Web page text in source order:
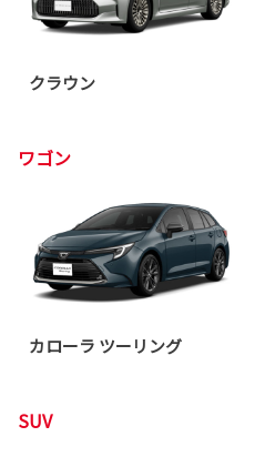
クラウン
ワゴン
カローラ ツーリング
SUV